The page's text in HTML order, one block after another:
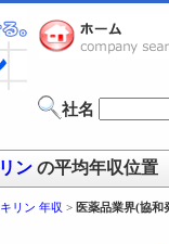
社名
ン の平均年収位置
リン 年収 > 医薬品業界(協和